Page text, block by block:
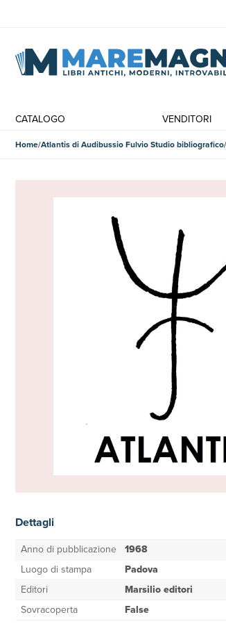
CATALOGO VENDITORI
Home Atlantis di Audibussio Fulvio Studio bibliografico
Dettagli
Anno di pubblicazione 1968
Luogo di stampa
Padova
Editori
Marsilio editori
Sovracoperta
False